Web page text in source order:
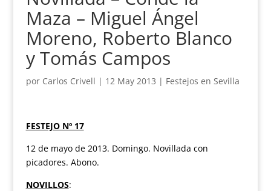
Maza – Miguel Ángel
Moreno, Roberto Blanco
y Tomás Campos
por Carlos Crivell | 12 May 2013 | Festejos en Sevilla
FESTEJO Nº 17
12 de mayo de 2013. Domingo. Novillada con
picadores. Abono.
NOVILLOS: